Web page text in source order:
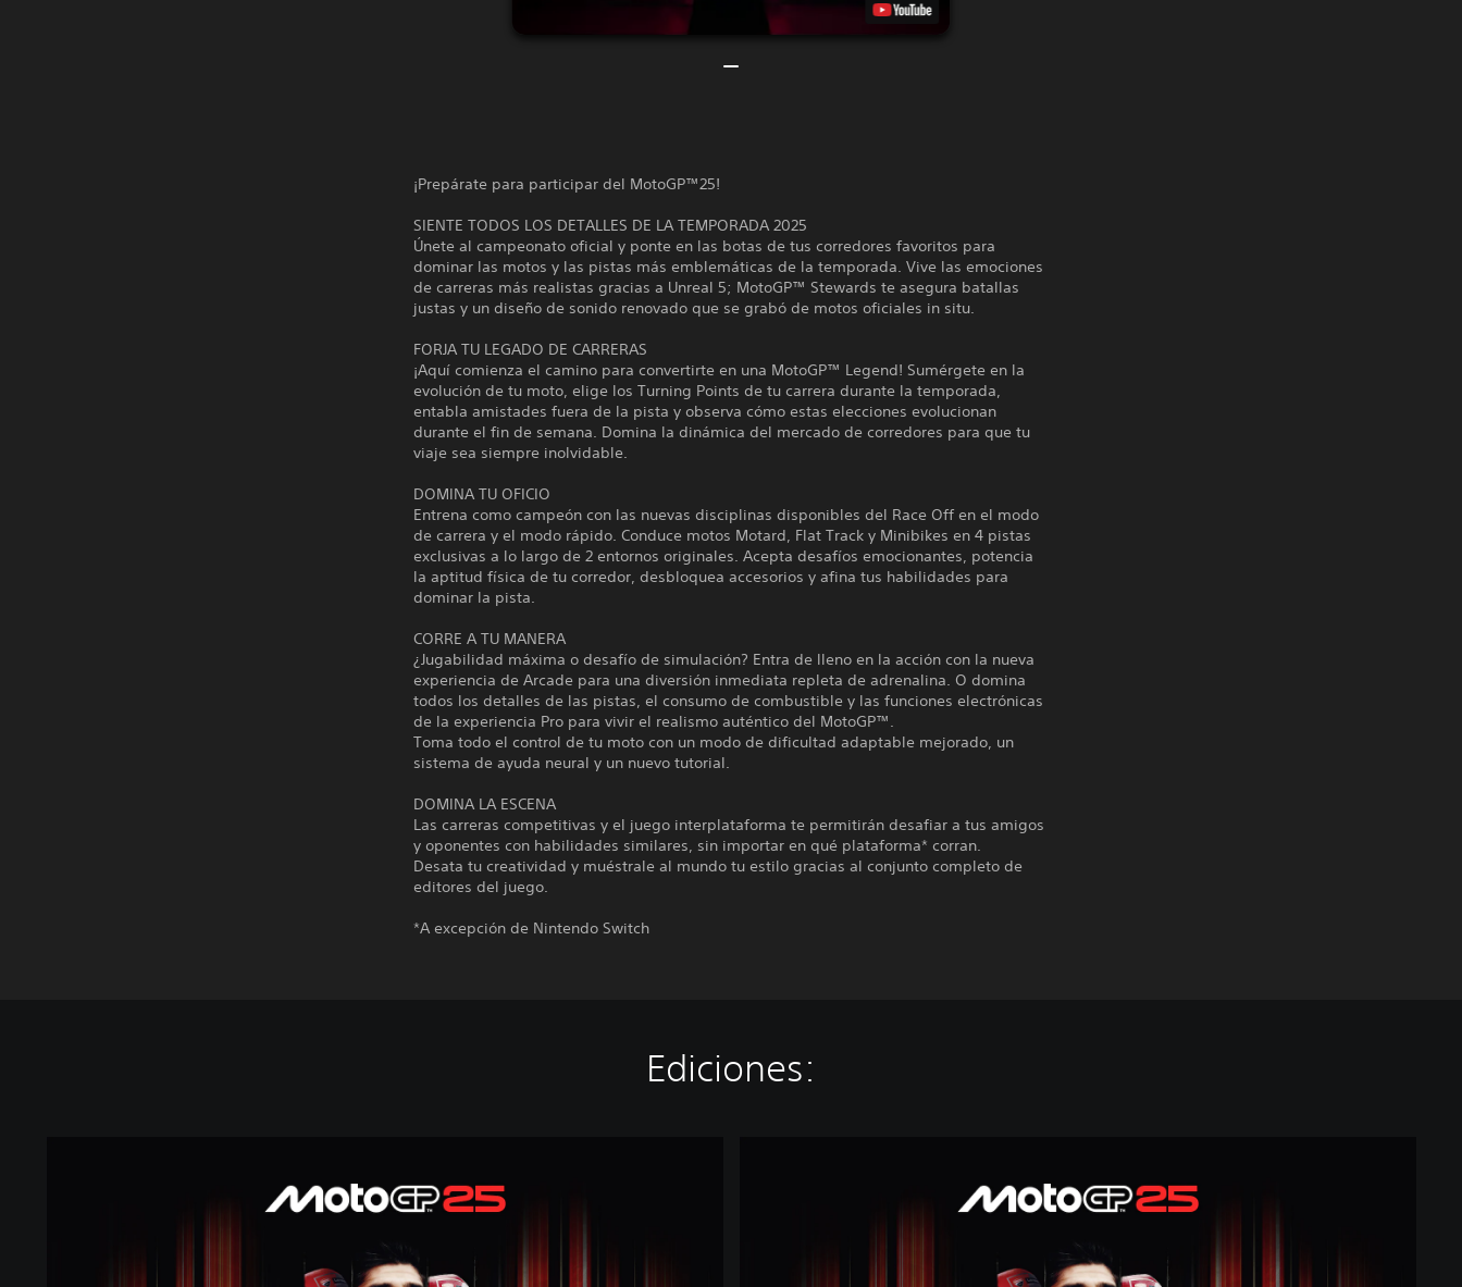
¡Prepárate para participar del MotoGP™25!
SIENTE TODOS LOS DETALLES DE LA TEMPORADA 2025
Únete al campeonato oficial y ponte en las botas de tus corredores favoritos para
dominar las motos y las pistas más emblemáticas de la temporada. Vive las emociones
de carreras más realistas gracias a Unreal 5; MotoGP™ Stewards te asegura batallas
justas y un diseño de sonido renovado que se grabó de motos oficiales in situ.
FORJA TU LEGADO DE CARRERAS
¡Aquí comienza el camino para convertirte en una MotoGP™ Legend! Sumérgete en la
evolución de tu moto, elige los Turning Points de tu carrera durante la temporada,
entabla amistades fuera de la pista y observa cómo estas elecciones evolucionan
durante el fin de semana. Domina la dinámica del mercado de corredores para que tu
viaje sea siempre inolvidable.
DOMINA TU OFICIO
Entrena como campeón con las nuevas disciplinas disponibles del Race Off en el modo
de carrera y el modo rápido. Conduce motos Motard, Flat Track y Minibikes en 4 pistas
exclusivas a lo largo de 2 entornos originales. Acepta desafíos emocionantes, potencia
la aptitud física de tu corredor, desbloquea accesorios y afina tus habilidades para
dominar la pista.
CORRE A TU MANERA
¿Jugabilidad máxima o desafío de simulación? Entra de lleno en la acción con la nueva
experiencia de Arcade para una diversión inmediata repleta de adrenalina. O domina
todos los detalles de las pistas, el consumo de combustible y las funciones electrónicas
de la experiencia Pro para vivir el realismo auténtico del MotoGP™.
Toma todo el control de tu moto con un modo de dificultad adaptable mejorado, un
sistema de ayuda neural y un nuevo tutorial.
DOMINA LA ESCENA
Las carreras competitivas y el juego interplataforma te permitirán desafiar a tus amigos
y oponentes con habilidades similares, sin importar en qué plataforma* corran.
Desata tu creatividad y muéstrale al mundo tu estilo gracias al conjunto completo de
editores del juego.
*A excepción de Nintendo Switch
Ediciones: